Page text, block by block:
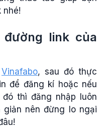
nhé!
đường link của
Vinafabo, sau đó thực
để đăng kí hoặc nếu
thì đăng nhập luôn
giản nên đừng lo ngại